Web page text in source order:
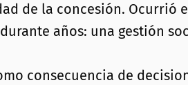
de la concesión. Ocurrió
años: una gestión
consecuencia de